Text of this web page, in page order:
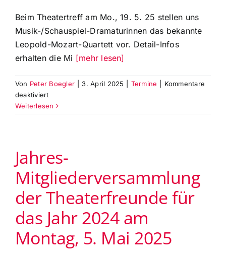
–
12h
Beim Theatertreff am Mo., 19. 5. 25 stellen uns
Musik-/Schauspiel-Dramaturinnen das bekannte
Leopold-Mozart-Quartett vor. Detail-Infos
erhalten die Mi [mehr lesen]
Von Peter Boegler 3. April 2025 Termine
Kommentare
deaktiviertfür
Theatertreff
vom
Feinsten
–
Das
Leopold-
Mozart-
Quartett
bei
Weiterlesen
Jahres-
Mitgliederversammlung
der Theaterfreunde für
das Jahr 2024 am
Montag, 5. Mai 2025